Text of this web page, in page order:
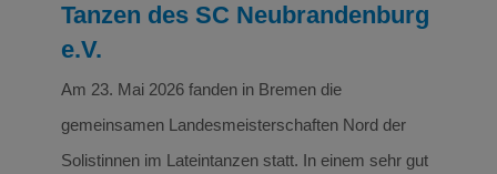
Tanzen des SC Neubrandenburg
e.V.
Am 23. Mai 2026 fanden in Bremen die
gemeinsamen Landesmeisterschaften Nord der
Solistinnen im Lateintanzen statt. In einem sehr gut